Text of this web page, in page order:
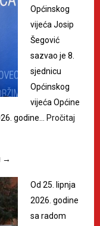
Općinskog
vijeća Josip
Šegović
sazvao je 8.
sjednicu
Općinskog
vijeća Općine
godine… Pročitaj
→
Od 25. lipnja
2026. godine
sa radom